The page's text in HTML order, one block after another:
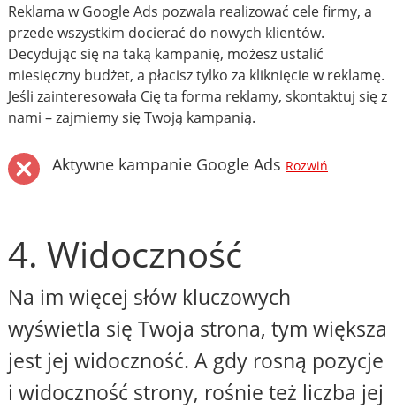
Reklama w Google Ads pozwala realizować cele firmy, a
przede wszystkim docierać do nowych klientów.
Decydując się na taką kampanię, możesz ustalić
miesięczny budżet, a płacisz tylko za kliknięcie w reklamę.
Jeśli zainteresowała Cię ta forma reklamy, skontaktuj się z
nami – zajmiemy się Twoją kampanią.
Aktywne kampanie Google Ads Rozwiń
4. Widoczność
Na im więcej słów kluczowych
wyświetla się Twoja strona, tym większa
jest jej widoczność. A gdy rosną pozycje
i widoczność strony, rośnie też liczba jej